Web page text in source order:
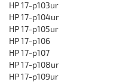
HP 17-p103ur
HP 17-p104ur
HP 17-p105ur
HP 17-p106
HP 17-p107
HP 17-p108ur
HP 17-p109ur